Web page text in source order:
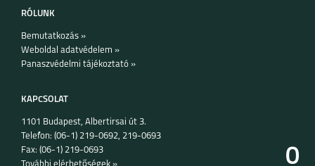
RÓLUNK
Bemutatkozás »
Weboldal adatvédelem »
Panaszvédelmi tájékoztató »
KAPCSOLAT
1101 Budapest, Albertirsai út 3.
Telefon: (06-1) 219-0692, 219-0693
Fax: (06-1) 219-0693
0